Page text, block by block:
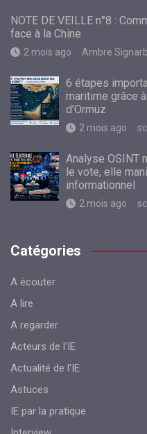
NOTE DE VEILLE n°8 :
face à la Chine
2 mois ago Ambre
6 étapes
maritime grâce
d’Ormuz
2 mois ago
Analyse OSINT
le vote, elle
informationnel
2 mois ago
Catégories
A écouter
A lire
A regarder
Acteurs de l'IE
Actualité de l'IE
Astuces
IE par la pratique